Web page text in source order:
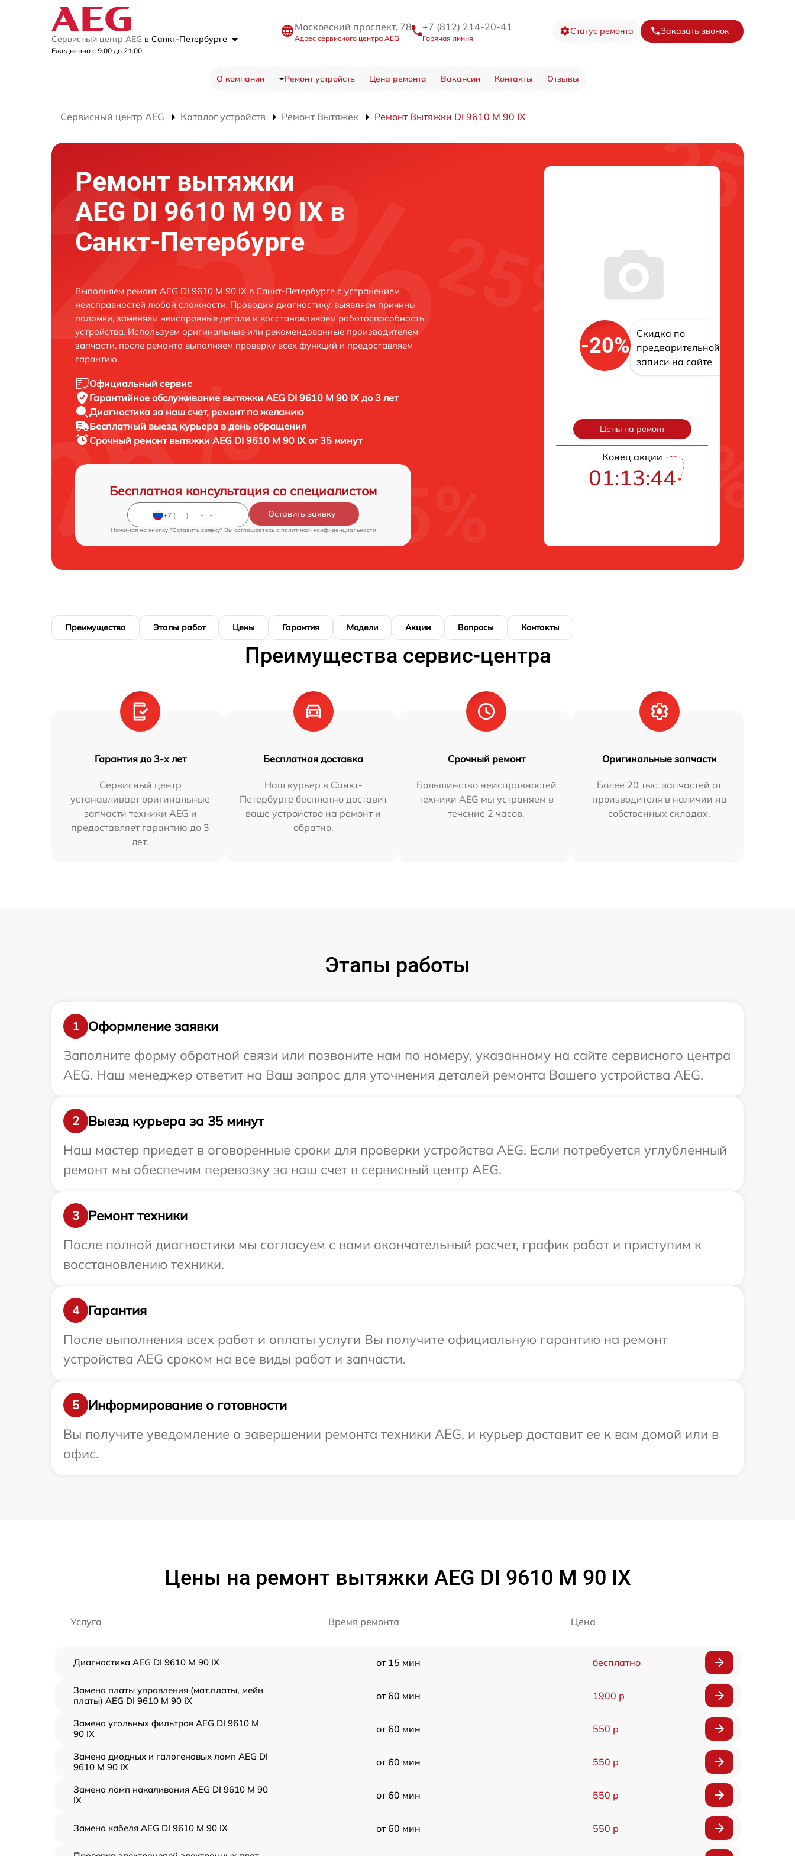
Сервисный центр AEG в Санкт-Петербурге
Ежедневно с 9:00 до 21:00
Московский проспект, 78
Адрес сервисного центра AEG
+7 (812) 214-20-41
Горячая линия
Статус ремонта Заказать звонок
О компании Ремонт устройств Цена ремонта Вакансии Контакты Отзывы
Сервисный центр AEG Каталог устройств Ремонт Вытяжек Ремонт Вытяжки DI 9610 M 90 IX
Ремонт вытяжки
AEG DI 9610 M 90 IX в
Санкт-Петербурге
Выполняем ремонт AEG DI 9610 M 90 IX в Санкт-Петербурге с устранением
неисправностей любой сложности. Проводим диагностику, выявляем причины
поломки, заменяем неисправные детали и восстанавливаем работоспособность
устройства. Используем оригинальные или рекомендованные производителем
запчасти, после ремонта выполняем проверку всех функций и предоставляем
гарантию.
Официальный сервис
Гарантийное обслуживание вытяжки AEG DI 9610 M 90 IX до 3 лет
Диагностика за наш счет, ремонт по желанию
Бесплатный выезд курьера в день обращения
Срочный ремонт вытяжки AEG DI 9610 M 90 IX от 35 минут
Бесплатная консультация со специалистом
Оставить заявку
Нажимая на кнопку "Оставить заявку" Вы соглашаетесь c политикой конфиденциальности
-20%
Скидка по
предварительной
записи на сайте
Цены на ремонт
Конец акции
01:13:43
Преимущества Этапы работ Цены Гарантия Модели Акции Вопросы Контакты
Преимущества сервис-центра
Гарантия до 3-х лет
Сервисный центр
устанавливает оригинальные
запчасти техники AEG и
предоставляет гарантию до 3
лет.
Бесплатная доставка
Наш курьер в Санкт-
Петербурге бесплатно доставит
ваше устройство на ремонт и
обратно.
Срочный ремонт
Большинство неисправностей
техники AEG мы устраняем в
течение 2 часов.
Оригинальные запчасти
Более 20 тыс. запчастей от
производителя в наличии на
собственных складах.
Этапы работы
1
Оформление заявки
Заполните форму обратной связи или позвоните нам по номеру, указанному на сайте сервисного центра
AEG. Наш менеджер ответит на Ваш запрос для уточнения деталей ремонта Вашего устройства AEG.
2
Выезд курьера за 35 минут
Наш мастер приедет в оговоренные сроки для проверки устройства AEG. Если потребуется углубленный
ремонт мы обеспечим перевозку за наш счет в сервисный центр AEG.
3
Ремонт техники
После полной диагностики мы согласуем с вами окончательный расчет, график работ и приступим к
восстановлению техники.
4
Гарантия
После выполнения всех работ и оплаты услуги Вы получите официальную гарантию на ремонт
устройства AEG сроком на все виды работ и запчасти.
5
Информирование о готовности
Вы получите уведомление о завершении ремонта техники AEG, и курьер доставит ее к вам домой или в
офис.
Цены на ремонт вытяжки AEG DI 9610 M 90 IX
Услуга Время ремонта Цена
Диагностика AEG DI 9610 M 90 IX от 15 мин бесплатно
Замена платы управления (мат.платы, мейн
платы) AEG DI 9610 M 90 IX
от 60 мин 1900 р
Замена угольных фильтров AEG DI 9610 M
90 IX
от 60 мин 550 р
Замена диодных и галогеновых ламп AEG DI
9610 M 90 IX
от 60 мин 550 р
Замена ламп накаливания AEG DI 9610 M 90
IX
от 60 мин 550 р
Замена кабеля AEG DI 9610 M 90 IX от 60 мин 550 р